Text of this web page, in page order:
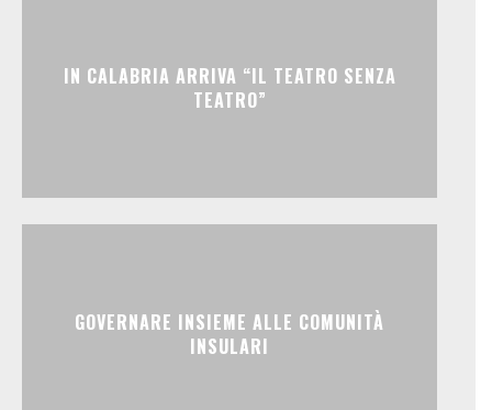
IN CALABRIA ARRIVA “IL TEATRO SENZA
TEATRO”
GOVERNARE INSIEME ALLE COMUNITÀ
INSULARI